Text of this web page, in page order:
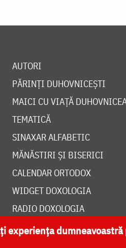
AUTORI
PĂRINȚI DUHOVNICEȘTI
MAICI CU VIAȚĂ
TEMATICĂ
SINAXAR ALFABETIC
MĂNĂSTIRI ȘI BISERICI
CALENDAR ORTODOX
WIDGET DOXOLOGIA
RADIO DOXOLOGIA
experiența dumneavoastră